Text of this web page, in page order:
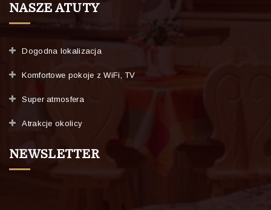
NASZE ATUTY
Dogodna lokalizacja
Komfortowe pokoje z WiFi, TV
Super atmosfera
Atrakcje okolicy
NEWSLETTER